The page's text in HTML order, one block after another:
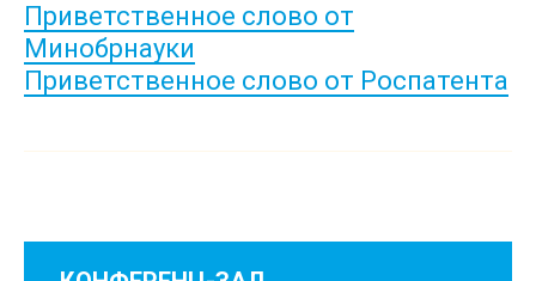
Приветственное слово от
Минобрнауки
Приветственное слово от Роспатента